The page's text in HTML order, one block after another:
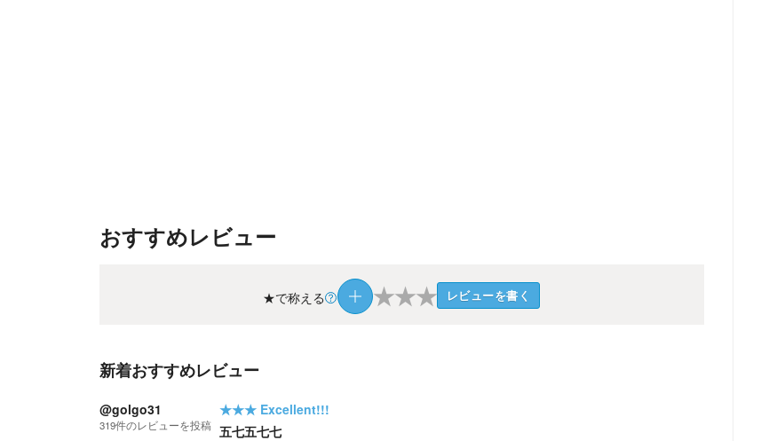
おすすめレビュー
★で称える ★★★ レビューを書く
新着おすすめレビュー
@golgo31
319件のレビューを投稿
★★★ Excellent!!!
五七五七七